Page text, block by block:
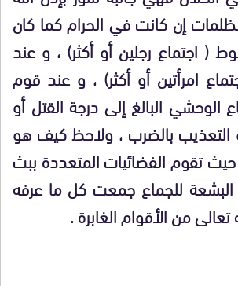
إن كانت في الحرام كما كان
( اجتماع رجلين أو أكثر) ، و عند
امرأتين أو أكثر) ، و عند قوم
الوحشي البالغ إلى درجة القتل أو
التعذيب بالضرب ، ولاحظ كيف هو
تقوم الفضائيات المتعددة ببث
للجماع جمعت كل ما عرفه
من الأقوام الغابرة .